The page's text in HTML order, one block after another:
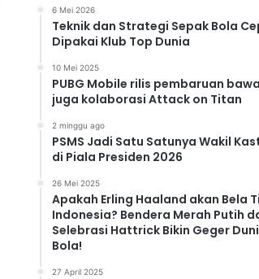
6 Mei 2026
Teknik dan Strategi Sepak Bola
Dipakai Klub Top Dunia
10 Mei 2025
PUBG Mobile rilis pembaruan
juga kolaborasi Attack on Titan
2 minggu ago
PSMS Jadi Satu Satunya Wakil
di Piala Presiden 2026
26 Mei 2025
Apakah Erling Haaland akan Bela
Indonesia? Bendera Merah Putih
Selebrasi Hattrick Bikin Geger
Bola!
27 April 2025